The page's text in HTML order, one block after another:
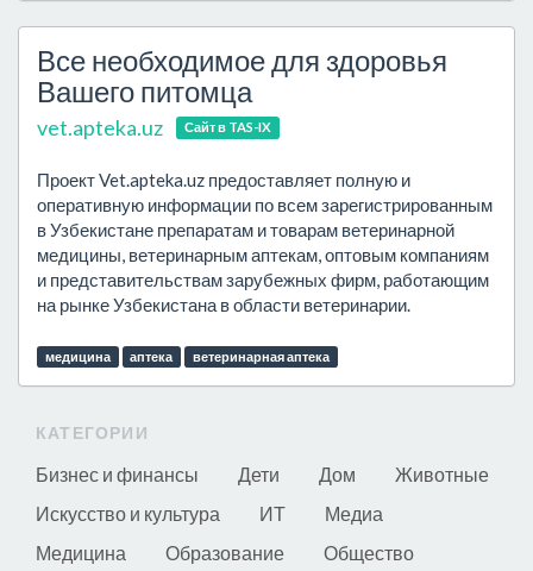
Все необходимое для здоровья
Вашего питомца
vet.apteka.uz Сайт в TAS-IX
Проект Vet.apteka.uz предоставляет полную и
оперативную информации по всем зарегистрированным
в Узбекистане препаратам и товарам ветеринарной
медицины, ветеринарным аптекам, оптовым компаниям
и представительствам зарубежных фирм, работающим
на рынке Узбекистана в области ветеринарии.
медицина аптека ветеринарная аптека
КАТЕГОРИИ
Бизнес и финансы Дети Дом
Животные
Искусство и культура
ИТ
Медиа
Медицина
Образование
Общество